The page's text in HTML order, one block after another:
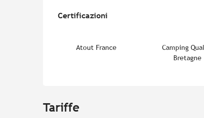
Certificazioni
Certificazioni
Atout France
Camping
Bretagne
Tariffe